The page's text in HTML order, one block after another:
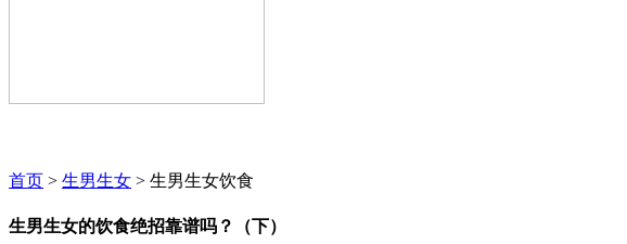
首页 > 生男生女 > 生男生女饮食
生男生女的饮食绝招靠谱吗？（下）